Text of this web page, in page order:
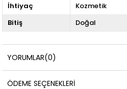
İhtiyaç
Kozmetik
Bitiş
Doğal
YORUMLAR(0)
ÖDEME SEÇENEKLERI